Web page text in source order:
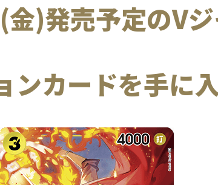
)発売予定のV
ンカードを手に